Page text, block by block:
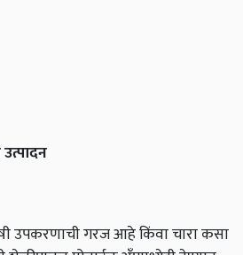
उत्पादन
उपकरणाची गरज आहे किंवा चारा कसा